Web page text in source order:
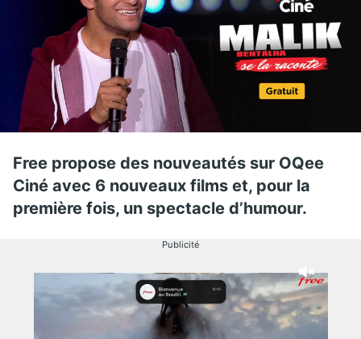
Free propose des nouveautés sur OQee
Ciné avec 6 nouveaux films et, pour la
première fois, un spectacle d’humour.
Publicité